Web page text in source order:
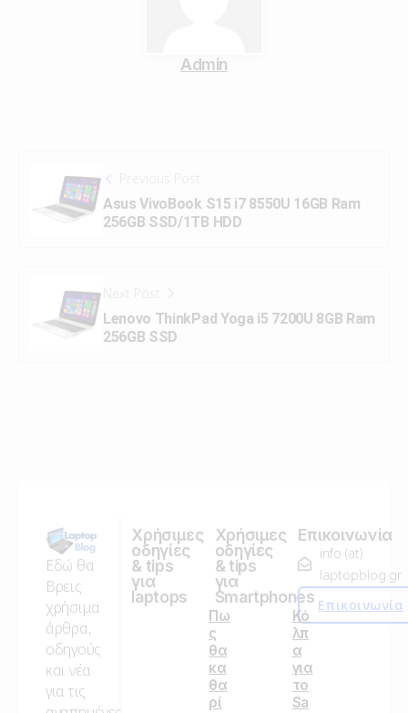
Admin
Previous Post
Asus VivoBook S15 i7 8550U 16GB Ram
256GB SSD/1TB HDD
Next Post
Lenovo ThinkPad Yoga i5 7200U 8GB Ram
256GB SSD
Εδώ θα
Βρεις
χρήσιμα
άρθρα,
οδηγούς
και νέα
για τις
Χρήσιμες
οδηγίες
& tips
για
laptops
Πω
ς
θα
κα
θα
ρί
Χρήσιμες
οδηγίες
& tips
για
Smartphones
Κό
λπ
α
για
το
Sa
Επικοινωνία
info (at)
laptopblog.gr
Επικοινωνία